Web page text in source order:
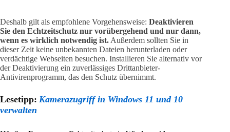
Deshalb gilt als empfohlene Vorgehensweise: Deaktivieren
Sie den Echtzeitschutz nur vorübergehend und nur dann,
wenn es wirklich notwendig ist. Außerdem sollten Sie in
dieser Zeit keine unbekannten Dateien herunterladen oder
verdächtige Webseiten besuchen. Installieren Sie alternativ vor
der Deaktivierung ein zuverlässiges Drittanbieter-
Antivirenprogramm, das den Schutz übernimmt.
Lesetipp: Kamerazugriff in Windows 11 und 10
verwalten